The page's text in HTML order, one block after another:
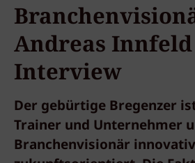
Andreas
Interview
Der gebürtige Bregenzer
Trainer und Unternehmer
Branchenvisionär